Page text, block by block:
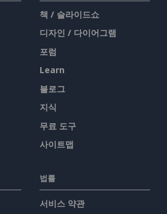
책 / 슬라이드쇼
디자인 / 다이어그램
포럼
Learn
블로그
지식
무료 도구
사이트맵
법률
서비스 약관